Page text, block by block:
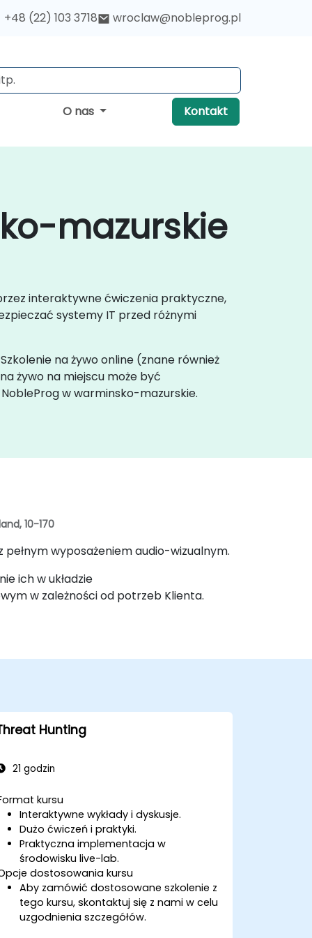
+48 (22) 103 3718 wroclaw@nobleprog.pl
O nas Kontakt
mazurskie
interaktywne ćwiczenia praktyczne,
systemy IT przed różnymi
na żywo online (znane również
żywo na miejscu może być
w warminsko-mazurskie.
10-170
wyposażeniem audio-wizualnym.
ich w układzie
w zależności od potrzeb Klienta.
Hunting
21 godzin
kursu
Interaktywne wykłady i dyskusje.
Dużo ćwiczeń i praktyki.
Praktyczna implementacja w
środowisku live-lab.
dostosowania kursu
Aby zamówić dostosowane szkolenie z
tego kursu, skontaktuj się z nami w celu
uzgodnienia szczegółów.